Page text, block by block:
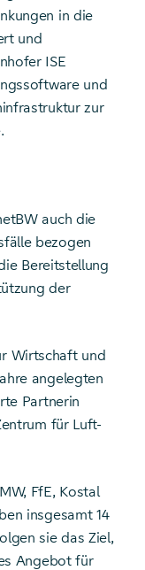
in die
und
ISE
und
zur
auch die
bezogen
Bereitstellung
der
Wirtschaft und
angelegten
Partnerin
für Luft-
FfE, Kostal
insgesamt 14
sie das Ziel,
Angebot für